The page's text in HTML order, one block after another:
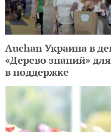
Auchan Украина в
«Дерево знаний»
в поддержке